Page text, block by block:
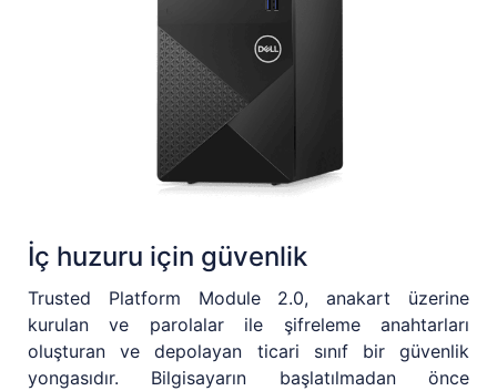
İç huzuru için güvenlik
Trusted Platform Module 2.0, anakart üzerine
kurulan ve parolalar ile şifreleme anahtarları
oluşturan ve depolayan ticari sınıf bir güvenlik
yongasıdır. Bilgisayarın başlatılmadan önce